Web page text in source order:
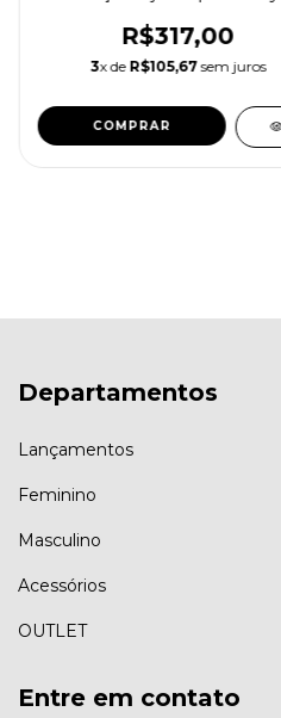
R$317,00
3x de R$105,67sem juros
COMPRAR
Departamentos
Lançamentos
Feminino
Masculino
Acessórios
OUTLET
Entre em contato